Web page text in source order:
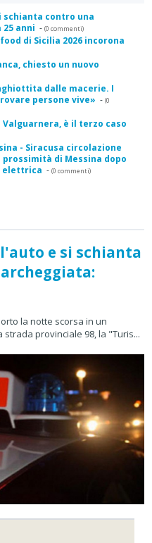
contro una
anni - (0 commenti)
di Sicilia 2026 incorona
chiesto un nuovo
dalle macerie. I
persone vive» - (0
è il terzo caso
- Siracusa circolazione
di Messina dopo
elettrica - (0 commenti)
e si schianta
la notte scorsa in un
provinciale 98, la "Turis...